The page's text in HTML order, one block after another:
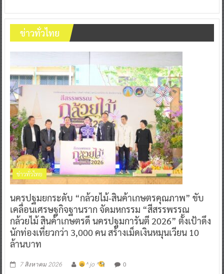
ข่าวทั่วไทย
ข่าวทั่วไทย
นครปฐมยกระดับ “กล้วยไม้-สินค้าเกษตรคุณภาพ” ขับ
เคลื่อนเศรษฐกิจฐานราก จัดมหกรรม “สีสรรพรรณ
กล้วยไม้ สินค้าเกษตรดี นครปฐมการันตี 2026” ตั้งเป้าดึง
นักท่องเที่ยวกว่า 3,000 คน สร้างเม็ดเงินหมุนเวียน 10
ล้านบาท
7 สิงหาคม 2026 ^ jo ^ 0